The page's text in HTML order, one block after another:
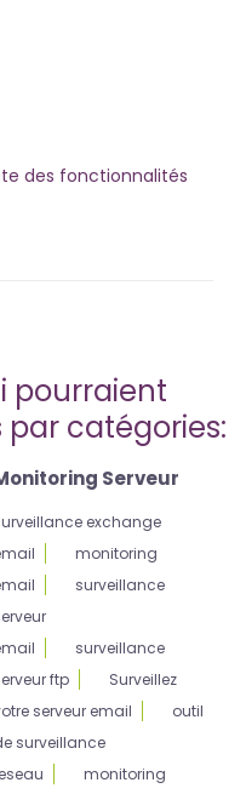
des fonctionnalités
pourraient
par catégories:
Serveur
exchange
monitoring
surveillance
surveillance
ftp
Surveillez
serveur email
outil
surveillance
monitoring